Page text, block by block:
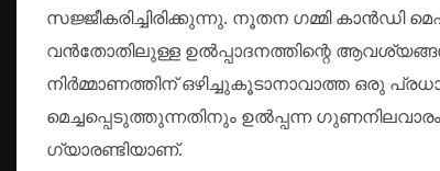
സജ്ജീകരിച്ചിരിക്കുന്നു. നൂതന ഗമ്മി
വൻതോതിലുള്ള ഉൽപ്പാദനത്തിന്റെ ആവശ്യങ്ങൾ
നിർമ്മാണത്തിന് ഒഴിച്ചുകൂടാനാവാത്ത ഒരു
മെച്ചപ്പെടുത്തുന്നതിനും ഉൽപ്പന്ന
ഗ്യാരണ്ടിയാണ്.